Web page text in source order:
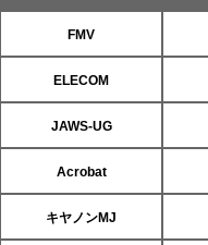
FMV
ELECOM
JAWS-UG
Acrobat
キヤノンMJ